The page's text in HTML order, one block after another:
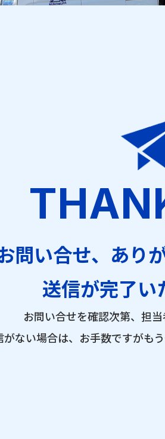
問い合せ、 あり
送信が完了い
お問い合せを確認次第、担当
ない場合は、お手数ですがも